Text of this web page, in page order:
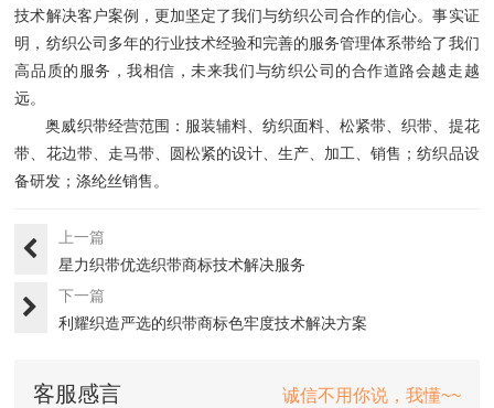
技术解决客户案例，更加坚定了我们与纺织公司合作的信心。事实证
明，纺织公司多年的行业技术经验和完善的服务管理体系带给了我们
高品质的服务，我相信，未来我们与纺织公司的合作道路会越走越
远。
奥威织带经营范围：服装辅料、纺织面料、松紧带、织带、提花
带、花边带、走马带、圆松紧的设计、生产、加工、销售；纺织品设
备研发；涤纶丝销售。
上一篇
星力织带优选织带商标技术解决服务
下一篇
利耀织造严选的织带商标色牢度技术解决方案
客服感言 诚信不用你说，我懂~~